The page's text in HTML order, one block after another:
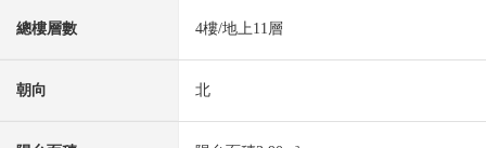
總樓層數 4樓/地上11層
朝向 北